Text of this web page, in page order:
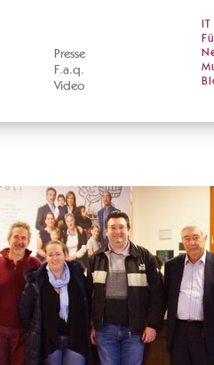
Presse
F.a.q.
Video
IT